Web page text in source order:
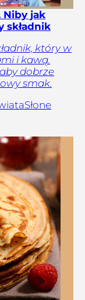
Niby jak
składnik
który w
i kawą.
dobrze
smak.
Słone